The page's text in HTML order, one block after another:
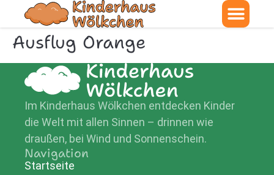
Ausflug Orange
Im Kinderhaus Wölkchen entdecken Kinder
die Welt mit allen Sinnen – drinnen wie
draußen, bei Wind und Sonnenschein.
Navigation
Startseite